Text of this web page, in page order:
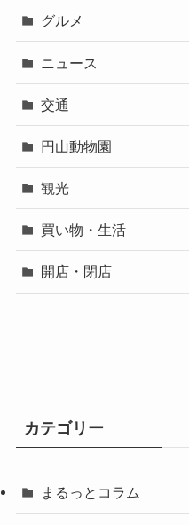
グルメ
ニュース
交通
円山動物園
観光
買い物・生活
開店・閉店
カテゴリー
まるっとコラム